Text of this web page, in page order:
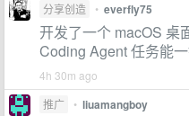
分享创造 • everfly75
开发了一个 macOS 桌
Coding Agent 任务能
4h 30m ago
推广
• liuamangboy